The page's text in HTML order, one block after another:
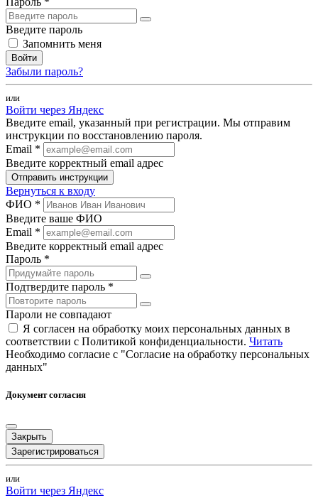
Введите пароль
Запомнить меня
Войти
Забыли пароль?
или
Войти через Яндекс
Введите email, указанный при регистрации. Мы отправим
инструкции по восстановлению пароля.
Email *
Введите корректный email адрес
Отправить инструкции
Вернуться к входу
ФИО *
Введите ваше ФИО
Email *
Введите корректный email адрес
Пароль *
Подтвердите пароль *
Пароли не совпадают
Я согласен на обработку моих персональных данных в
соответствии с Политикой конфиденциальности. Читать
Необходимо согласие с "Согласие на обработку персональных
данных"
Документ согласия
Закрыть
Зарегистрироваться
или
Войти через Яндекс